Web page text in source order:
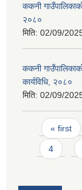
ककनी
२०८०
मिति: 02/09/
ककनी
कार्यविधि, २०८०
मिति: 02/09/
Pages
« first
4